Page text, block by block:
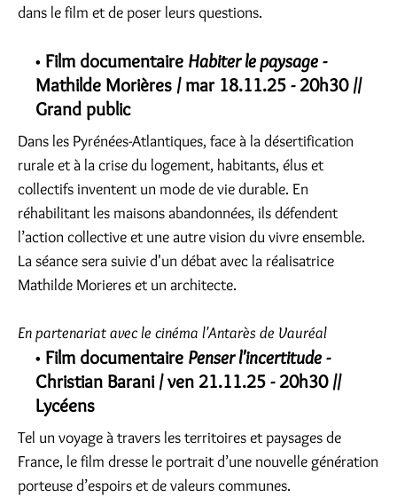
dans le film et de poser leurs questions.
Film documentaire Habiter le paysage -
Mathilde Morières / mar 18.11.25 - 20h30 //
Grand public
Dans les Pyrénées-Atlantiques, face à la désertification
rurale et à la crise du logement, habitants, élus et
collectifs inventent un mode de vie durable. En
réhabilitant les maisons abandonnées, ils défendent
l’action collective et une autre vision du vivre ensemble.
La séance sera suivie d'un débat avec la réalisatrice
Mathilde Morieres et un architecte.
En partenariat avec le cinéma l'Antarès de Vauréal
Film documentaire Penser l'incertitude -
Christian Barani / ven 21.11.25 - 20h30 //
Lycéens
Tel un voyage à travers les territoires et paysages de
France, le film dresse le portrait d’une nouvelle génération
porteuse d’espoirs et de valeurs communes.